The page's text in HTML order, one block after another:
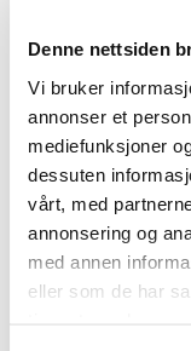
Denne nettsiden
Vi bruker
annonser et
mediefunksjoner
dessuten
vårt, med
annonsering og
med annen
eller som de har